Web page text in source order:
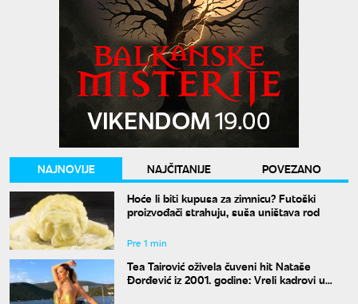
NAJNOVIJE NAJČITANIJE
POVEZANO
Hoće li biti kupusa za zimnicu? Futoški
proizvođači strahuju, suša uništava rod
Pre 1 min
Tea Tairović oživela čuveni hit Nataše
Đorđević iz 2001. godine: Vreli kadrovi u